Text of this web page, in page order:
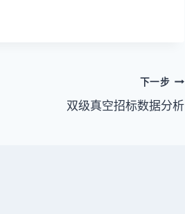
下一步
双级真空招标数据分析